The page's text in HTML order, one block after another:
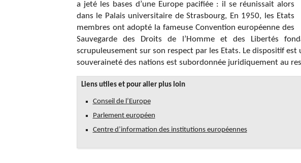
a jeté les bases d’une Europe pacifiée : il se réunissait alors
dans le Palais universitaire de Strasbourg, En 1950, les Etats
membres ont adopté la fameuse Convention européenne des
Sauvegarde des Droits de l’Homme et des Libertés
scrupuleusement sur son respect par les Etats. Le dispositif
souveraineté des nations est subordonnée juridiquement au
Liens utiles et pour aller plus loin
Conseil de l’Europe
Parlement européen
Centre d’information des institutions européennes